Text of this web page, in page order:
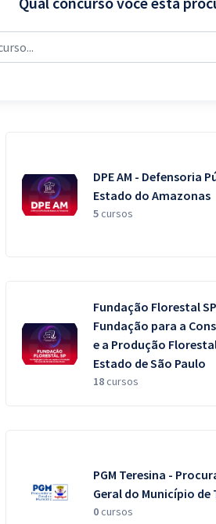
DPE AM - Defensoria
Estado do Amazonas
5cursos
Fundação Florestal
Fundação para a
e a Produção
Estado de São Paulo
18cursos
PGM Teresina -
Geral do Município de
0cursos